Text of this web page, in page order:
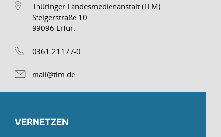
Thüringer Landesmedienanstalt (TLM)
Steigerstraße 10
99096 Erfurt
0361 21177-0
mail@tlm.de
VERNETZEN